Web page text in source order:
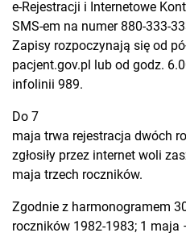
e-Rejestracji i Internetowe
SMS-em na numer 880-333-
Zapisy rozpoczynają się od
pacjent.gov.pl lub od godz.
infolinii 989.
Do 7
maja trwa rejestracja dwóch
zgłosiły przez internet woli
maja trzech roczników.
Zgodnie z harmonogramem
roczników 1982-1983; 1 maja